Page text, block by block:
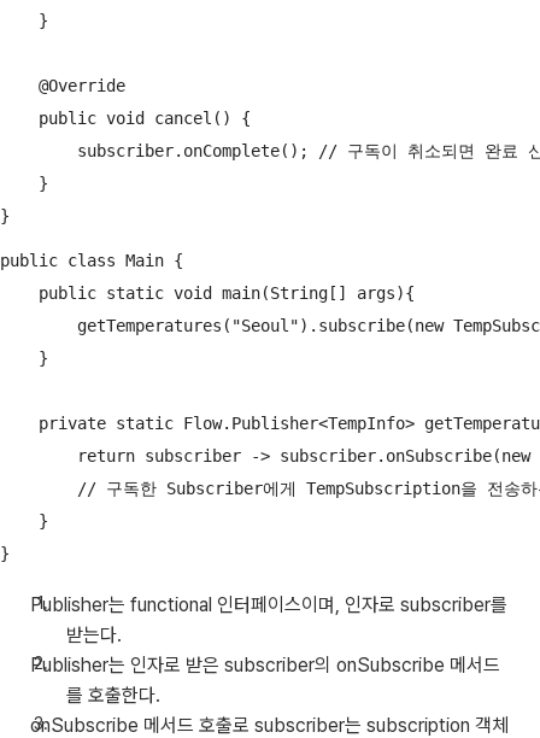
    }
    @Override
    public void cancel() {
subscriber.onComplete(); // 구독이 취소되면 완료
    }
public class Main {
    public static void main(String[] args){
getTemperatures("Seoul").subscribe(new
    }
private static Flow.Publisher<TempInfo>
return subscriber ->
// 구독한 Subscriber에게 TempSubscription을 전송
    }
Publisher는 functional 인터페이스이며, 인자로 subscriber를
받는다.
Publisher는 인자로 받은 subscriber의 onSubscribe 메서드
를 호출한다.
onSubscribe 메서드 호출로 subscriber는 subscription 객체